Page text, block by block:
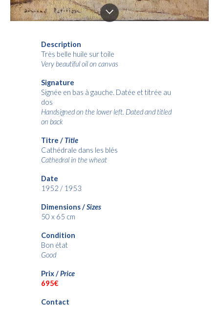
Description
Très belle huile sur toile
Very beautiful oil on canvas
Signature
Signée en bas à gauche. Datée et titrée au
dos
Handsigned on the lower left. Dated and titled
on back
Titre / Title
Cathédrale dans les blés
Cathedral in the wheat
Date
1952 / 1953
Dimensions /Sizes
50 x 65 cm
Condition
Bon état
Good
Prix /Price
695€
Contact